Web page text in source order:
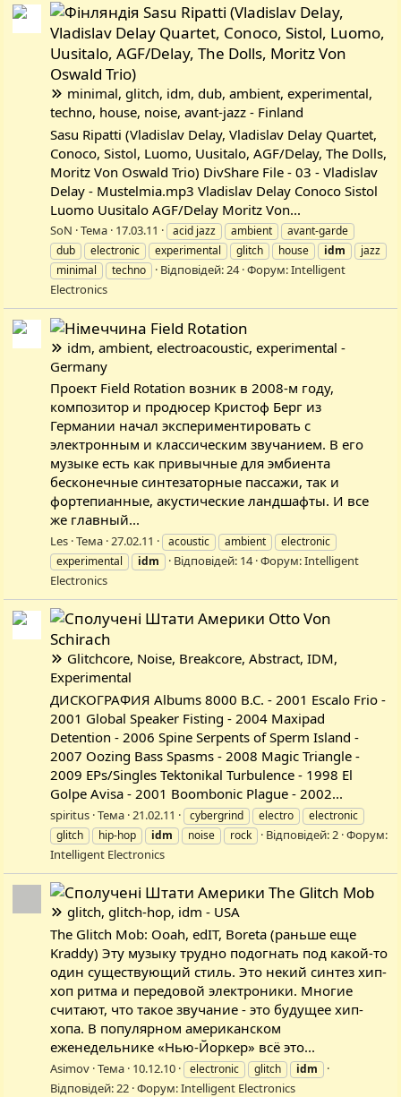
Sasu Ripatti (Vladislav Delay,
Vladislav Delay Quartet, Conoco, Sistol, Luomo,
Uusitalo, AGF/Delay, The Dolls, Moritz Von
Oswald Trio)
minimal, glitch, idm, dub, ambient, experimental,
techno, house, noise, avant-jazz - Finland
Sasu Ripatti (Vladislav Delay, Vladislav Delay Quartet,
Conoco, Sistol, Luomo, Uusitalo, AGF/Delay, The Dolls,
Moritz Von Oswald Trio) DivShare File - 03 - Vladislav
Delay - Mustelmia.mp3 Vladislav Delay Conoco Sistol
Luomo Uusitalo AGF/Delay Moritz Von...
SoN Тема 17.03.11 acid jazz ambient
avant-garde
dub
electronic experimental glitch house idm
jazz
minimal
techno Відповідей: 24 Форум:Intelligent
Electronics
Field Rotation
idm, ambient, electroacoustic, experimental -
Germany
Проект Field Rotation возник в 2008-м году,
композитор и продюсер Кристоф Берг из
Германии начал экспериментировать с
электронным и классическим звучанием. В его
музыке есть как привычные для эмбиента
бесконечные синтезаторные пассажи, так и
фортепианные, акустические ландшафты. И все
же главный...
Les Тема 27.02.11 acoustic ambient
electronic
experimental
idm Відповідей: 14 Форум:Intelligent
Electronics
Otto Von
Schirach
Glitchcore, Noise, Breakcore, Abstract, IDM,
Experimental
ДИСКОГРАФИЯ Albums 8000 B.C. - 2001 Escalo Frio -
2001 Global Speaker Fisting - 2004 Maxipad
Detention - 2006 Spine Serpents of Sperm Island -
2007 Oozing Bass Spasms - 2008 Magic Triangle -
2009 EPs/Singles Tektonikal Turbulence - 1998 El
Golpe Avisa - 2001 Boombonic Plague - 2002...
spiritus Тема 21.02.11 cybergrind electro
electronic
glitch
hip-hop idm noise rock Відповідей: 2 Форум:
Intelligent Electronics
The Glitch Mob
glitch, glitch-hop, idm - USA
The Glitch Mob: Ooah, edIT, Boreta (раньше еще
Kraddy) Эту музыку трудно подогнать под какой-то
один существующий стиль. Это некий синтез хип-
хоп ритма и передовой электроники. Многие
считают, что такое звучание - это будущее хип-
хопа. В популярном американском
еженедельнике «Нью-Йоркер» всё это...
Asimov Тема 10.12.10 electronic glitch idm
Відповідей: 22 Форум:Intelligent Electronics